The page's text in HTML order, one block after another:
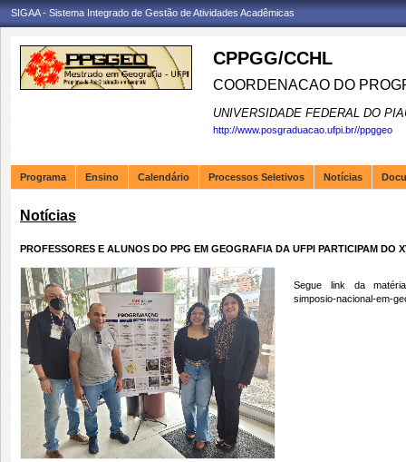
SIGAA - Sistema Integrado de Gestão de Atividades Acadêmicas
CPPGG/CCHL
COORDENACAO DO
UNIVERSIDADE FEDERAL DO
http://www.posgraduacao.ufpi.br//ppggeo
Programa Ensino Calendário Processos Seletivos Notícias
Notícias
PROFESSORES E ALUNOS DO PPG EM GEOGRAFIA DA UFPI PARTICIPAM DO
Segue link da
simposio-nacional-em-